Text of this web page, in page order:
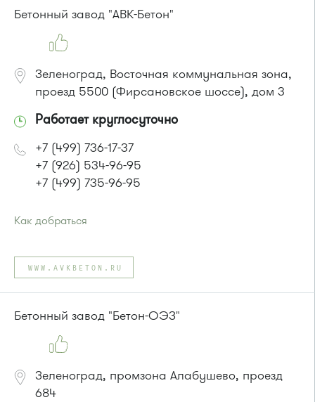
720м, 721м, 900, 903
Бетонный завод "АВК-Бетон"
Зеленоград, Восточная коммунальная зона,
проезд 5500 (Фирсановское шоссе), дом 3
Работает круглосуточно
+7 (499) 736-17-37
+7 (926) 534-96-95
+7 (499) 735-96-95
Как добраться
Автобус № 7.
Маршрутка № 903
или до остановки"Автобусный парк":
WWW.AVKBETON.RU
Бетонный завод "Бетон-ОЭЗ"
Зеленоград, промзона Алабушево, проезд
684